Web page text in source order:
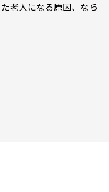
老人になる原因、なら